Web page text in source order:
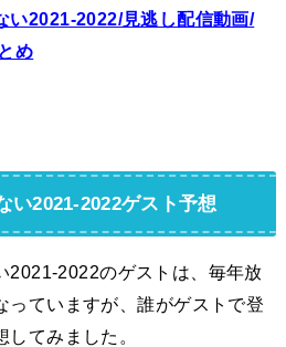
い2021-2022/見逃し配信動画/
め
い2021-2022ゲスト予想
2021-2022のゲストは、毎年放
っていますが、誰がゲストで登
てみました。